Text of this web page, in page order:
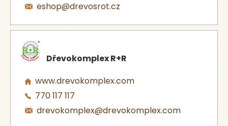
eshop@drevosrot.cz
Dřevokomplex R+R
www.drevokomplex.com
770 117 117
drevokomplex@drevokomplex.com